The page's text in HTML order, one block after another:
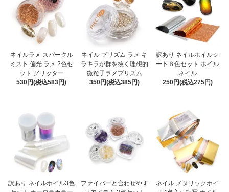
ネイルラメ スパークル
ミスト 偏光 ラメ 2色セ
ット グリッター
530円(税込583円)
ネイル プリズム ラメ キ
ラキラが群を抜く理想的
微粒子ラメプリズム
350円(税込385円)
訳あり ネイルホイルシ
ート６色セット ホイル
ネイル
250円(税込275円)
訳あり ネイルホイル3色
ファイバーと合わせやす
ネイル メタリックホイ